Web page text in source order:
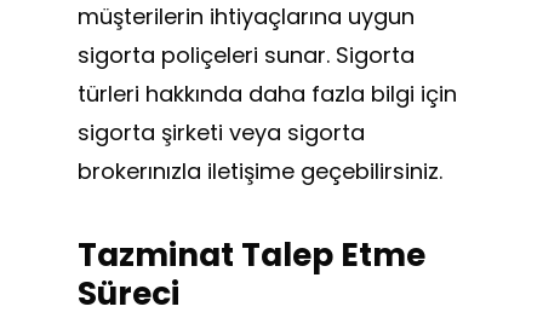
müşterilerin ihtiyaçlarına uygun
sigorta poliçeleri sunar. Sigorta
türleri hakkında daha fazla bilgi için
sigorta şirketi veya sigorta
brokerınızla iletişime geçebilirsiniz.
Tazminat Talep Etme
Süreci